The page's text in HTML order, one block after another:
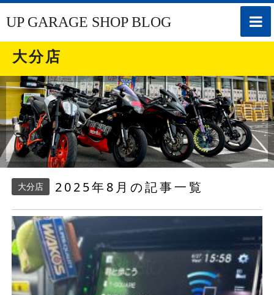
toggle
UP GARAGE SHOP BLOG
大分店
大分店 2025年8月の記事一覧